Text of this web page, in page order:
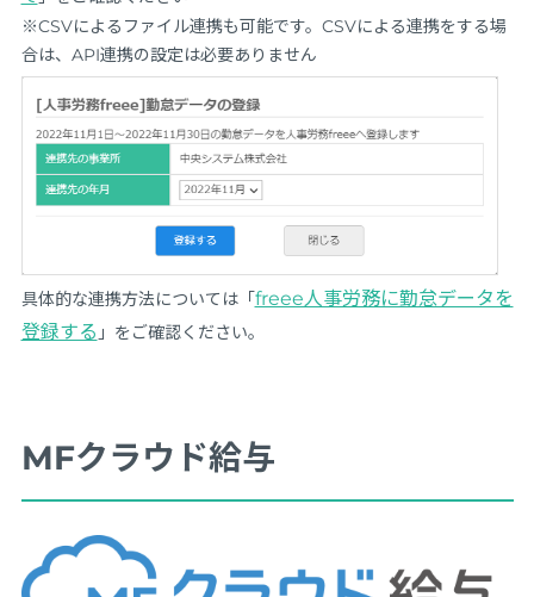
※CSVによるファイル連携も可能です。CSVによる連携をする場
合は、API連携の設定は必要ありません
具体的な連携方法については「freee人事労務に勤怠データを
登録する 」をご確認ください。
MFクラウド給与